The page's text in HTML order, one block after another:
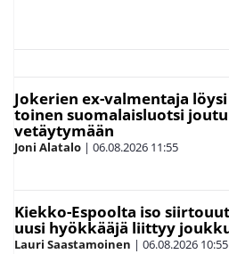
Jokerien ex-valmentaja
toinen suomalaisluotsi
vetäytymään
Joni Alatalo | 06.08.2026 11:55
Kiekko-Espoolta iso
uusi hyökkääjä liittyy
Lauri Saastamoinen | 06.08.2026 10:55